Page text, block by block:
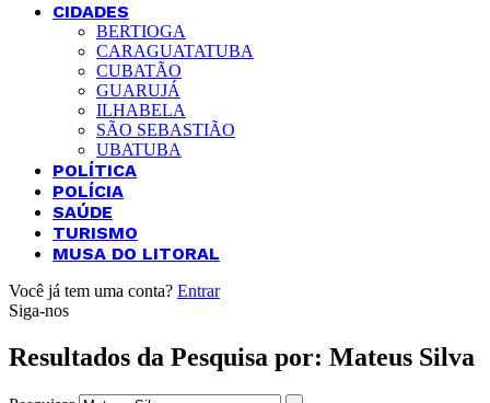
CIDADES
BERTIOGA
CARAGUATATUBA
CUBATÃO
GUARUJÁ
ILHABELA
SÃO SEBASTIÃO
UBATUBA
POLÍTICA
POLÍCIA
SAÚDE
TURISMO
MUSA DO LITORAL
Você já tem uma conta? Entrar
Siga-nos
Resultados da Pesquisa por: Mateus Silva